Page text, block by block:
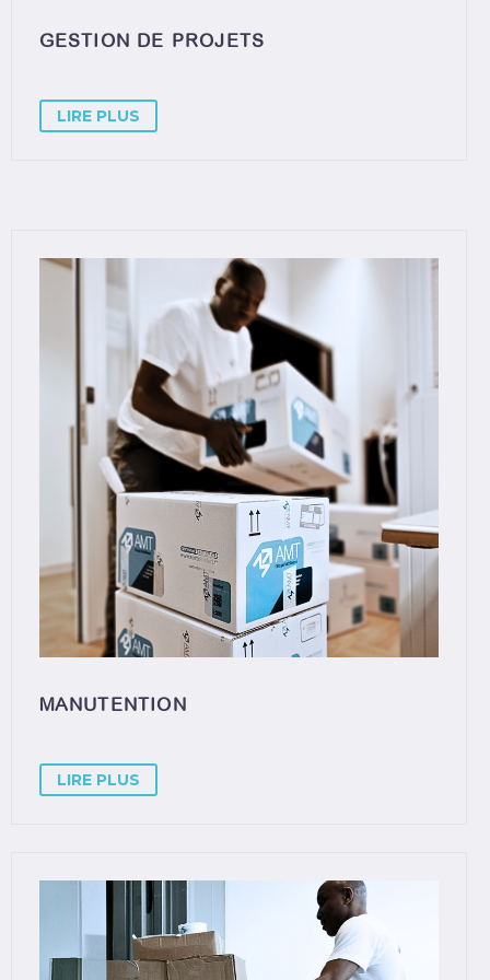
GESTION DE PROJETS
LIRE PLUS
MANUTENTION
LIRE PLUS